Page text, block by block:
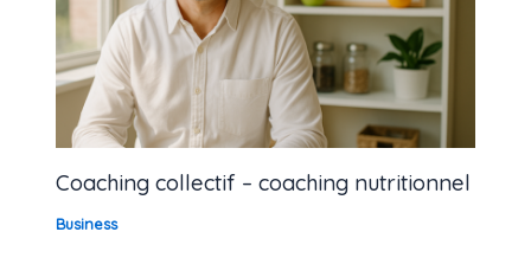
Coaching collectif – coaching nutritionnel
Business